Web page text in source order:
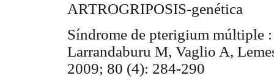
ARTROGRIPOSIS-genética
Síndrome de pterigium múltiple
Larrandaburu M, Vaglio A,
2009; 80 (4): 284-290